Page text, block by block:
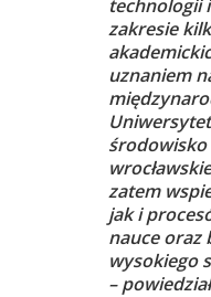
technologii
zakresie
uznaniem
środowisko
zatem
jak i
nauce oraz
wysokiego
–